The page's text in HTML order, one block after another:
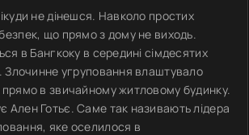
не дінешся. Навколо простих
що прямо з дому не виходь.
в Бангкоку в середині сімдесятих
Злочинне угруповання влаштувало
прямо в звичайному житловому будинку.
Ален Готьє. Саме так називають лідера
яке оселилося в